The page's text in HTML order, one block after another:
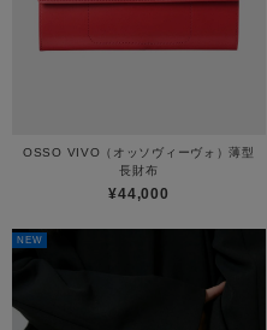
OSSO VIVO（オッソヴィーヴォ）薄型
長財布
¥44,000
NEW